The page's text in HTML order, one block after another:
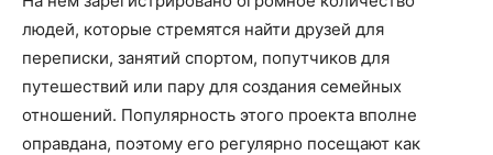
людей, которые стремятся найти друзей для
переписки, занятий спортом, попутчиков для
путешествий или пару для создания семейных
отношений. Популярность этого проекта вполне
оправдана, поэтому его регулярно посещают как